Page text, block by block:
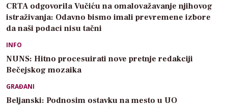
CRTA odgovorila Vučiću na omalovažavanje njihovog
istraživanja: Odavno bismo imali prevremene izbore
da naši podaci nisu tačni
INFO
NUNS: Hitno procesuirati nove pretnje redakciji
Bečejskog mozaika
GRAĐANI
Beljanski: Podnosim ostavku na mesto u UO